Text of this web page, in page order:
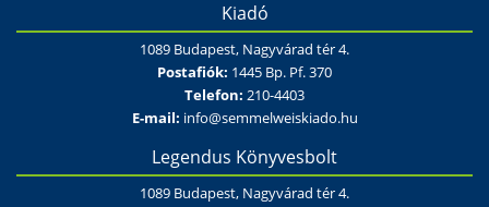
Kiadó
1089 Budapest, Nagyvárad tér 4.
Postafiók: 1445 Bp. Pf. 370
Telefon: 210-4403
E-mail: info@semmelweiskiado.hu
Legendus Könyvesbolt
1089 Budapest, Nagyvárad tér 4.